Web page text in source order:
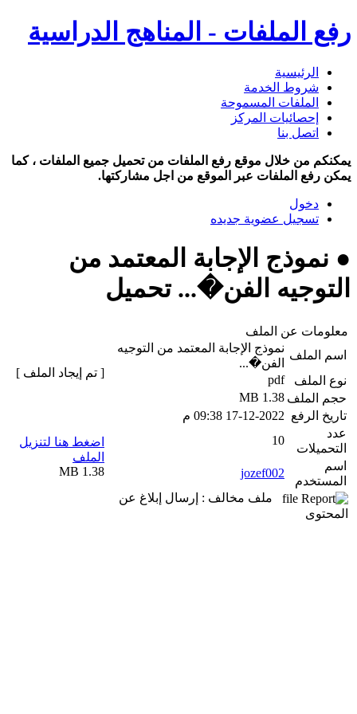
رفع الملفات - المناهج الدراسية
الرئيسية
شروط الخدمة
الملفات المسموحة
إحصائيات المركز
اتصل بنا
يمكنكم من خلال موقع رفع الملفات من تحميل جميع الملفات ، كما
يمكن رفع الملفات عبر الموقع من اجل مشاركتها.
دخول
تسجيل عضوية جديده
● نموذج الإجابة المعتمد من
التوجيه الفن�... تحميل
معلومات عن الملف
اسم الملف
نموذج الإجابة المعتمد من التوجيه
الفن�...
نوع الملف
pdf
حجم الملف 1.38 MB
تاريخ الرفع 17-12-2022 09:38 م
عدد
التحميلات
10
اسم
المستخدم
jozef002
ملف مخالف : إرسال إبلاغ عن
المحتوى
[ تم إيجاد الملف ]
اضغط هنا لتنزيل
الملف
1.38 MB